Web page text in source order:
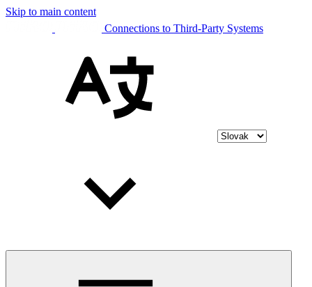
Skip to main content
Connections to Third-Party Systems